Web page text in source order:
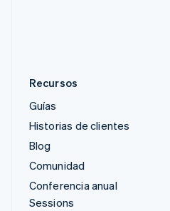
Recursos
Guías
Historias de clientes
Blog
Comunidad
Conferencia anual
Sessions